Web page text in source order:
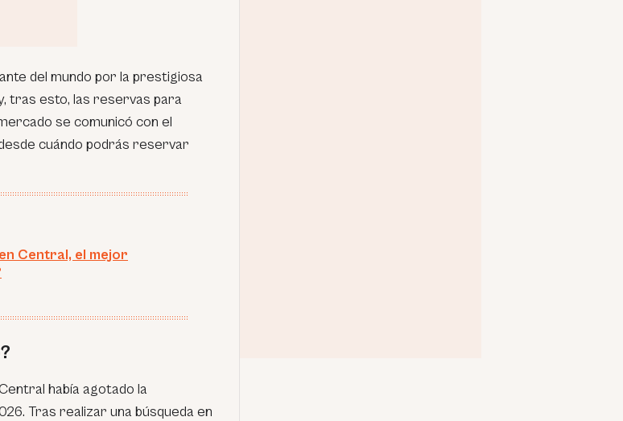
del mundo por la prestigiosa
tras esto, las reservas para
se comunicó con el
cuándo podrás reservar
Central, el mejor
había agotado la
Tras realizar una búsqueda en